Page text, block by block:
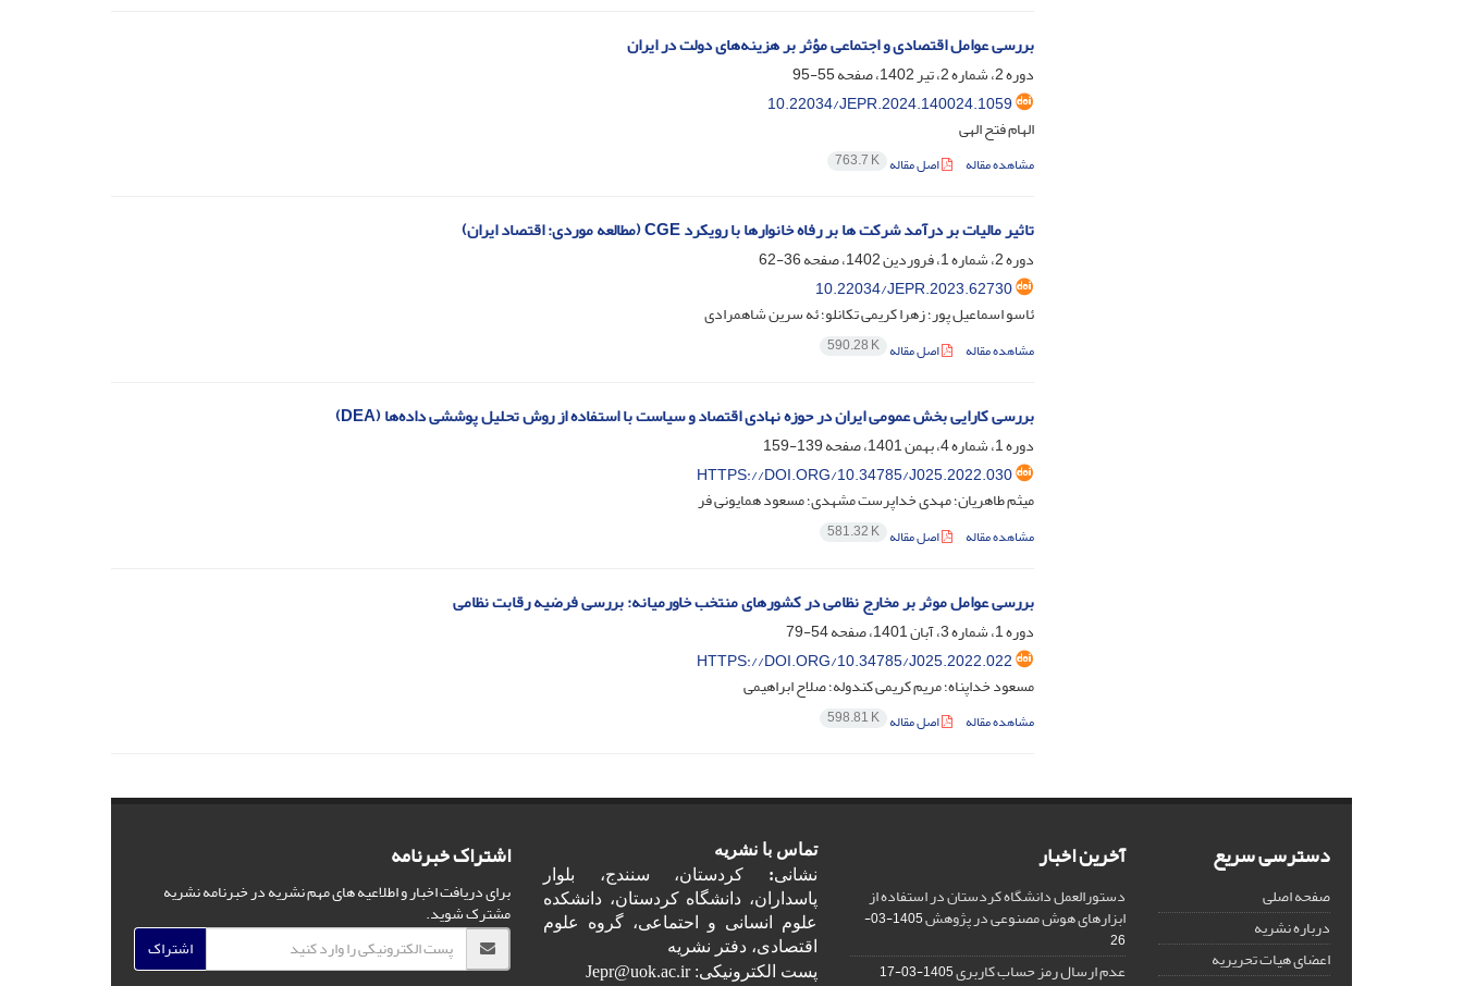
بررسی عوامل اقتصادی و اجتماعی مؤثر بر هزینه‌های دولت در ایران
دوره 2، شماره 2، تیر 1402، صفحه
55-95
10.22034/JEPR.2024.140024.1059
الهام فتح الهی
مشاهده مقاله اصل مقاله 763.7 K
تاثیر مالیات بر درآمد شرکت ها بر رفاه خانوارها با رویکرد CGE (مطالعه موردی: اقتصاد ایران)
دوره 2، شماره 1، فروردین 1402، صفحه
36-62
10.22034/JEPR.2023.62730
ئاسو اسماعیل پور؛ زهرا کریمی تکانلو؛ ئه سرین شاهمرادی
مشاهده مقاله اصل مقاله 590.28 K
بررسی کارایی بخش عمومی ایران در حوزه نهادی اقتصاد و سیاست با استفاده از روش تحلیل پوششی داده‌ها (DEA)
دوره 1، شماره 4، بهمن 1401، صفحه
139-159
HTTPS://DOI.ORG/10.34785/J025.2022.030
میثم طاهریان؛ مهدی خداپرست مشهدی؛ مسعود همایونی فر
مشاهده مقاله اصل مقاله 581.32 K
بررسی عوامل موثر بر مخارج نظامی در کشورهای منتخب خاورمیانه: بررسی فرضیه رقابت نظامی
دوره 1، شماره 3، آبان 1401، صفحه
54-79
HTTPS://DOI.ORG/10.34785/J025.2022.022
مسعود خداپناه؛ مریم کریمی کندوله؛ صلاح ابراهیمی
مشاهده مقاله اصل مقاله 598.81 K
دسترسی سریع
صفحه اصلی
درباره نشریه
اعضای هیات تحریریه
آخرین اخبار
دستورالعمل دانشگاه کردستان در استفاده از
ابزارهای هوش مصنوعی در پژوهش
1405-03-
26
عدم ارسال رمز حساب کاربری1405-03-17
تماس با نشریه
نشانی: کردستان، سنندج، بلوار
پاسداران، دانشگاه کردستان، دانشکده
علوم انسانی و احتماعی، گروه علوم
اقتصادی، دفتر نشریه
پست الکترونیکی: Jepr@uok.ac.ir
اشتراک خبرنامه
برای دریافت اخبار و اطلاعیه های مهم نشریه در خبرنامه نشریه
مشترک شوید.
اشتراک